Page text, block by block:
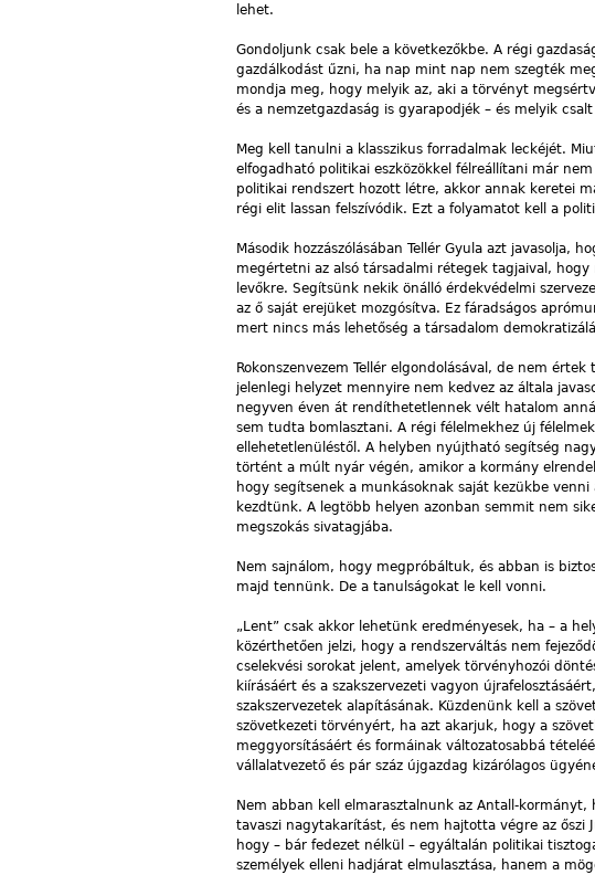
lehet.
Gondoljunk csak bele a következőkbe. A régi
gazdálkodást űzni, ha nap mint nap nem szegték
mondja meg, hogy melyik az, aki a törvényt
és a nemzetgazdaság is gyarapodjék – és melyik
Meg kell tanulni a klasszikus forradalmak leckéjét.
elfogadható politikai eszközökkel félreállítani már
politikai rendszert hozott létre, akkor annak keretei
régi elit lassan felszívódik. Ezt a folyamatot kell a
Második hozzászólásában Tellér Gyula azt javasolja,
megértetni az alsó társadalmi rétegek tagjaival,
levőkre. Segítsünk nekik önálló érdekvédelmi
az ő saját erejüket mozgósítva. Ez fáradságos
mert nincs más lehetőség a társadalom
Rokonszenvezem Tellér elgondolásával, de nem
jelenlegi helyzet mennyire nem kedvez az általa
negyven éven át rendíthetetlennek vélt hatalom
sem tudta bomlasztani. A régi félelmekhez új
ellehetetlenüléstől. A helyben nyújtható segítség
történt a múlt nyár végén, amikor a kormány
hogy segítsenek a munkásoknak saját kezükbe
kezdtünk. A legtöbb helyen azonban semmit nem
megszokás sivatagjába.
Nem sajnálom, hogy megpróbáltuk, és abban is
majd tennünk. De a tanulságokat le kell vonni.
„Lent” csak akkor lehetünk eredményesek, ha – a
közérthetően jelzi, hogy a rendszerváltás nem
cselekvési sorokat jelent, amelyek törvényhozói
kiírásáért és a szakszervezeti vagyon
szakszervezetek alapításának. Küzdenünk kell a
szövetkezeti törvényért, ha azt akarjuk, hogy a
meggyorsításáért és formáinak változatosabbá
vállalatvezető és pár száz újgazdag kizárólagos
Nem abban kell elmarasztalnunk az Antall-
tavaszi nagytakarítást, és nem hajtotta végre az őszi
hogy – bár fedezet nélkül – egyáltalán politikai
személyek elleni hadjárat elmulasztása, hanem a